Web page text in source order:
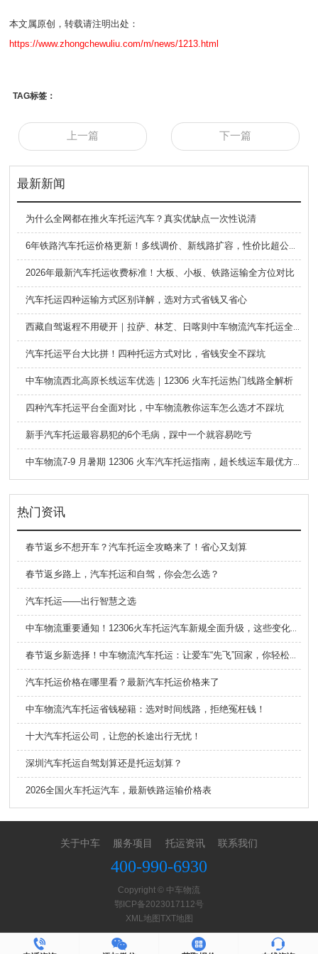
本文属原创，转载请注明出处：
https://www.zhongchewuliu.com/m/news/1213.html
TAG标签：
上一篇 下一篇
最新新闻
为什么全网都在推火车托运汽车？真实优缺点一次性说清
6年铁路汽车托运价格更新！多线调价、新线路扩容，性价比超公路大板车
2026年最新汽车托运收费标准！大板、小板、铁路运输全方位对比
汽车托运四种运输方式区别详解，选对方式省钱又省心
西藏自驾返程不用硬开｜拉萨、林芝、日喀则中车物流汽车托运全指南
汽车托运平台大比拼！四种托运方式对比，省钱安全不踩坑
中车物流西北高原长线运车优选｜12306 火车托运热门线路全解析
四种汽车托运平台全面对比，中车物流教你运车怎么选才不踩坑
新手汽车托运最容易犯的6个毛病，踩中一个就容易吃亏
中车物流7-9 月暑期 12306 火车汽车托运指南，超长线运车最优方案
热门资讯
春节返乡不想开车？汽车托运全攻略来了！省心又划算
春节返乡路上，汽车托运和自驾，你会怎么选？
汽车托运——出行智慧之选
中车物流重要通知！12306火车托运汽车新规全面升级，这些变化必须知道！
春节返乡新选择！中车物流汽车托运：让爱车“先飞”回家，你轻松过年
汽车托运价格在哪里看？最新汽车托运价格来了
中车物流汽车托运省钱秘籍：选对时间线路，拒绝冤枉钱！
十大汽车托运公司，让您的长途出行无忧！
深圳汽车托运自驾划算还是托运划算？
2026全国火车托运汽车，最新铁路运输价格表
关于中车 服务项目 托运资讯 联系我们
400-990-6930
Copyright © 中车物流
鄂ICP备2023017112号
XML地图 TXT地图